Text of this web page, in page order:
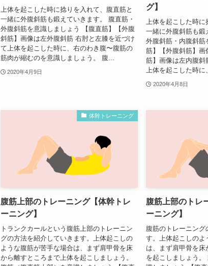
上体を起こした時に捻りを入れて、腹直筋と
一緒に外腹斜筋も鍛えていきます。 腹直筋・
外腹斜筋を意識しましょう 【腹直筋】【外腹
斜筋】画像は左外腹斜筋 右肘と左膝を近づけ
て上体を起こした時に、右のわき腹〜腹筋の
筋肉が縮むのを意識しましょう。 腹...
2020年4月9日
グ】
上体を起こした時
一緒に外腹斜筋も鍛
外腹斜筋・内腹斜筋
筋】【外腹斜筋】
筋】画像は左内腹斜
上体を起こした時に
2020年4月8日
体幹トレーニング
腹筋上部のトレーニング【体幹トレ
ーニング】
トランクカールという腹筋上部のトレーニン
グの方法を紹介していきます。上体起こしの
ような腹筋が苦手な場合は、まず肩甲骨を床
から離すところまで上体を起こしましょう。
腹筋上部のトレ
ーニング】
腹筋のトレーニング
す。上体起こしの
は、まず肩甲骨を
を起こしましょう